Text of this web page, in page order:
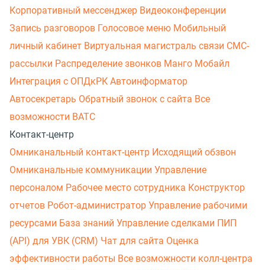
Корпоративный мессенджер Видеоконференции
Запись разговоров Голосовое меню Мобильный
личный кабинет Виртуальная магистраль связи СМС-
рассылки Распределение звонков Манго Мобайл
Интеграция с ОПДкРК Автоинформатор
Автосекретарь Обратный звонок с сайта Все
возможности ВАТС
Контакт-центр
Омниканальный контакт-центр Исходящий обзвон
Омниканальные коммуникации Управление
персоналом Рабочее место сотрудника Конструктор
отчетов Робот-администратор Управление рабочими
ресурсами База знаний Управление сделками ПИП
(API) для УВК (CRM) Чат для сайта Оценка
эффективности работы Все возможности колл-центра